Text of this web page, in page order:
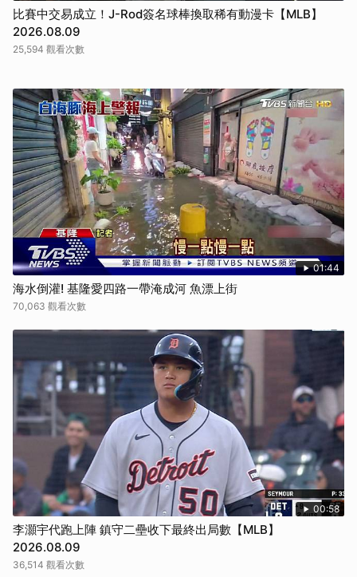
比賽中交易成立！J-Rod簽名球棒換取稀有動漫卡【MLB】
2026.08.09
25,594 觀看次數
01:44
海水倒灌! 基隆愛四路一帶淹成河 魚漂上街
70,063 觀看次數
00:58
李灝宇代跑上陣 鎮守二壘收下最終出局數【MLB】
2026.08.09
36,514 觀看次數